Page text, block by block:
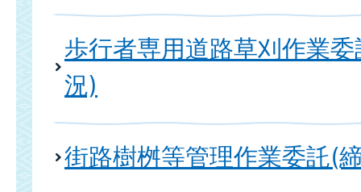
歩行者専用道路草刈作業
況)
街路樹桝等管理作業委託(